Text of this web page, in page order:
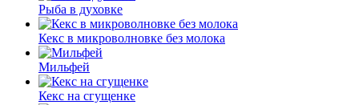
Рыба в духовке
Кекс в микроволновке без молока
Мильфей
Кекс на сгущенке